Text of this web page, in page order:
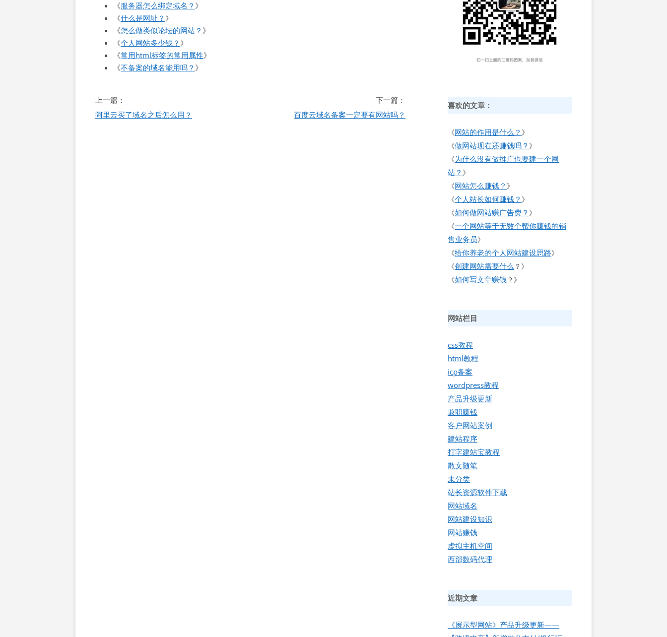
《服务器怎么绑定域名？ 》
《什么是网址？ 》
《怎么做类似论坛的网站？ 》
《个人网站多少钱？ 》
《常用html标签的常用属性》
《不备案的域名能用吗？ 》
文
章
上一篇：
阿里云买了域名之后怎么用？
下一篇：
百度云域名备案一定要有网站吗？
喜欢的文章：
《网站的作用是什么？ 》
《做网站现在还赚钱吗？ 》
《为什么没有做推广也要建一个网
站？ 》
《网站怎么赚钱？ 》
《个人站长如何赚钱？ 》
《如何做网站赚广告费？ 》
《一个网站等于无数个帮你赚钱的销
售业务员》
《给你养老的个人网站建设思路》
《创建网站需要什么 ？》
《如何写文章赚钱 ？》
网站栏目
css教程
html教程
icp备案
wordpress教程
产品升级更新
兼职赚钱
客户网站案例
建站程序
打字建站宝教程
散文随笔
未分类
站长资源软件下载
网站域名
网站建设知识
网站赚钱
虚拟主机空间
西部数码代理
近期文章
《展示型网站》产品升级更新——